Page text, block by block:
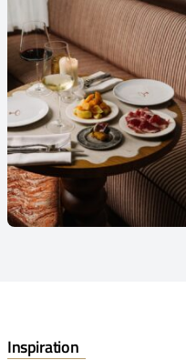
Inspiration